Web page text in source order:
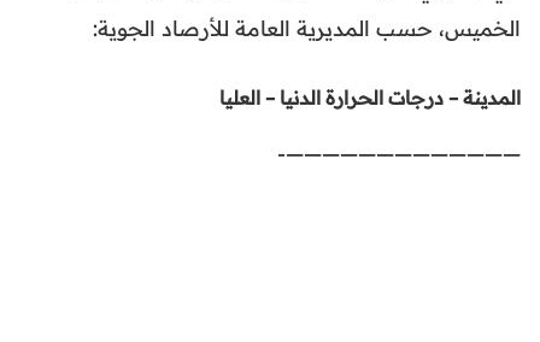
الخميس، حسب المديرية العامة للأرصاد الجوية:
المدينة – درجات الحرارة الدنيا – العليا
—————————————-